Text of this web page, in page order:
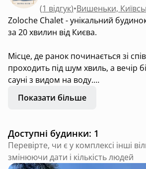
(1 відгук)•Вишеньки,
Zoloche Chalet - унікальний
за 20 хвилин від Києва.
Місце, де ранок починається зі
проходить під шум хвиль, а вечір
сауні з видом на воду.
Будинок розташований на закритій
відчуттям повної втечі від міської
можна зустрічати світанки на
засмагати біля води, готувати
або просто спостерігати за
Показати більше
Доступні будинки: 1
Перевірте, чи є у комплексі інші
змінюючи дати і кількість людей